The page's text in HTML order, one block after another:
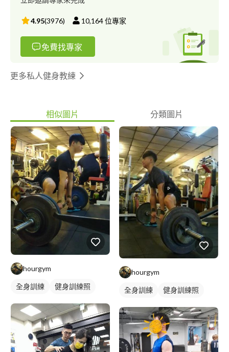
4.95(3976) 10,164位專家
免費找專家
更多私人健身教練
相似圖片 分類圖片
hourgym
全身訓練 健身訓練照
hourgym
全身訓練 健身訓練照